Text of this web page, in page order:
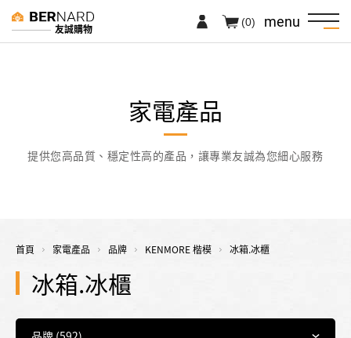
友誠購物 menu
(0)
家電產品
提供您高品質、穩定性高的產品，讓專業友誠為您細心服務
首頁 家電產品 品牌 KENMORE 楷模 冰箱.冰櫃
冰箱.冰櫃